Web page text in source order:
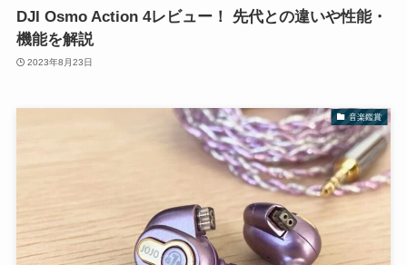
DJI Osmo Action 4レビュー！ 先代との違いや性能・
機能を解説
2023年8月23日
音楽鑑賞